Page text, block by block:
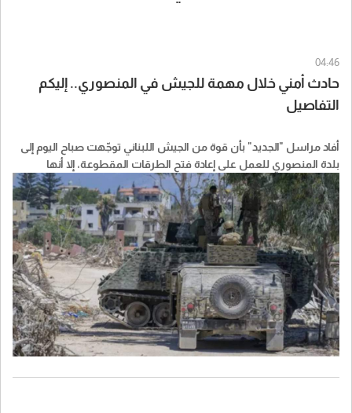
04:46
حادث أمني خلال مهمة للجيش في المنصوري.. إليكم
التفاصيل
أفاد مراسل "الجديد" بأن قوة من الجيش اللبناني توجّهت صباح اليوم إلى
بلدة المنصوري للعمل على إعادة فتح الطرقات المقطوعة، إلا أنها
تعرّضت لحادث أمني أثناء تنفيذ المهمة، ولم تتضح ملابساته بعد.